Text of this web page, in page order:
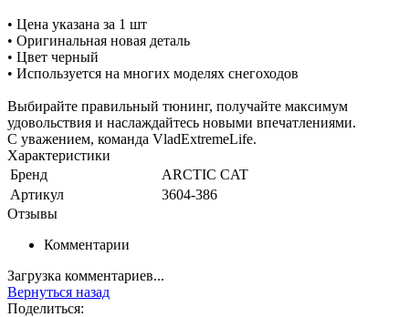
• Цена указана за 1 шт
• Оригинальная новая деталь
• Цвет черный
• Используется на многих моделях снегоходов
Выбирайте правильный тюнинг, получайте максимум
удовольствия и наслаждайтесь новыми впечатлениями.
С уважением, команда VladExtremeLife.
Характеристики
Бренд
ARCTIC CAT
Артикул
3604-386
Отзывы
Комментарии
Загрузка комментариев...
Вернуться назад
Поделиться: